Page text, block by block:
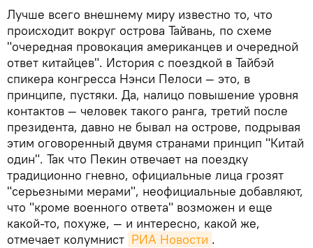
Лучше всего внешнему миру известно то, что
происходит вокруг острова Тайвань, по схеме
"очередная провокация американцев и очередной
ответ китайцев". История с поездкой в Тайбэй
спикера конгресса Нэнси Пелоси — это, в
принципе, пустяки. Да, налицо повышение уровня
контактов — человек такого ранга, третий после
президента, давно не бывал на острове, подрывая
этим оговоренный двумя странами принцип "Китай
один". Так что Пекин отвечает на поездку
традиционно гневно, официальные лица грозят
"серьезными мерами", неофициальные добавляют,
что "кроме военного ответа" возможен и еще
какой-то, похуже, — и интересно, какой же,
отмечает колумнист РИА Новости .